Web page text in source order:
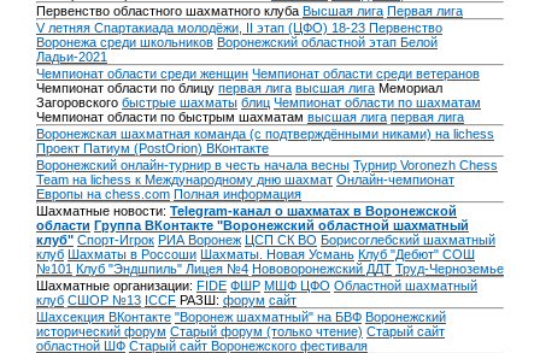
Первенство областного шахматного клуба Высшая лига Первая лига
V летняя Спартакиада молодёжи, II этап (ЦФО) 18-23 Первенство
Воронежа среди школьников Воронежский областной этап Белой
Ладьи-2021
Чемпионат области среди женщин Чемпионат области среди ветеранов
Чемпионат области по блицу первая лига высшая лига Мемориал
Загоровского быстрые шахматы блиц Чемпионат области по шахматам
Чемпионат области по быстрым шахматам высшая лига первая лига
Воронежская шахматная команда (с подтверждёнными никами) на lichess
Проект Патиум (PostOrion) ВКонтакте
Воронежский онлайн-турнир в честь начала весны Турнир Voronezh Chess
Team на lichess к Международному дню шахмат Онлайн-чемпионат
Европы на chess.com Полная информация
Шахматные новости: Telegram-канал о шахматах в Воронежской
области Группа ВКонтакте "Воронежский областной шахматный
клуб" Спорт-Игрок РИА Воронеж ЦСП СК ВО Борисоглебский шахматный
клуб Шахматы в Россоши Шахматы. Новая Усмань Клуб "Дебют" СОШ
№101 Клуб "Эндшпиль" Лицея №4 Нововоронежский ДДТ Труд-Черноземье
Шахматные организации: FIDE ФШР МШФ ЦФО Областной шахматный
клуб СШОР №13 ICCF РАЗШ: форум сайт
Шахсекция ВКонтакте "Воронеж шахматный" на БВФ Воронежский
исторический форум Cтарый форум (только чтение) Старый сайт
областной ШФ Старый сайт Воронежского фестиваля